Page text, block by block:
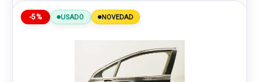
-5% USADO NOVEDAD